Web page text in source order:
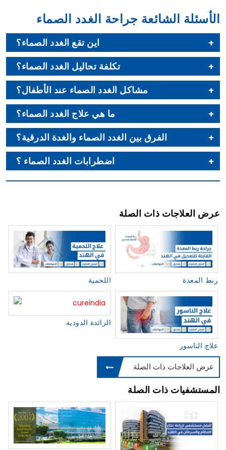
الأسئلة الشائعة جراحة الغدد الصماء
اين تقع الغدد الصماء؟
تكلفة تحاليل الغدد الصماء؟
مشاكل الغدد الصماء عند الأطفال؟
ما هي علاج الغدد الصماء؟
الفرق بين الغدد الصماء والغدة الدرقية؟
اضطرابات الغدد الصماء ؟
عرض العلاجات ذات الصلة
اللحمية ربط المعدة
الزائدة الدودية
علاج الناسور
عرض العلاجات ذات الصلة
المستشفيات ذات الصلة